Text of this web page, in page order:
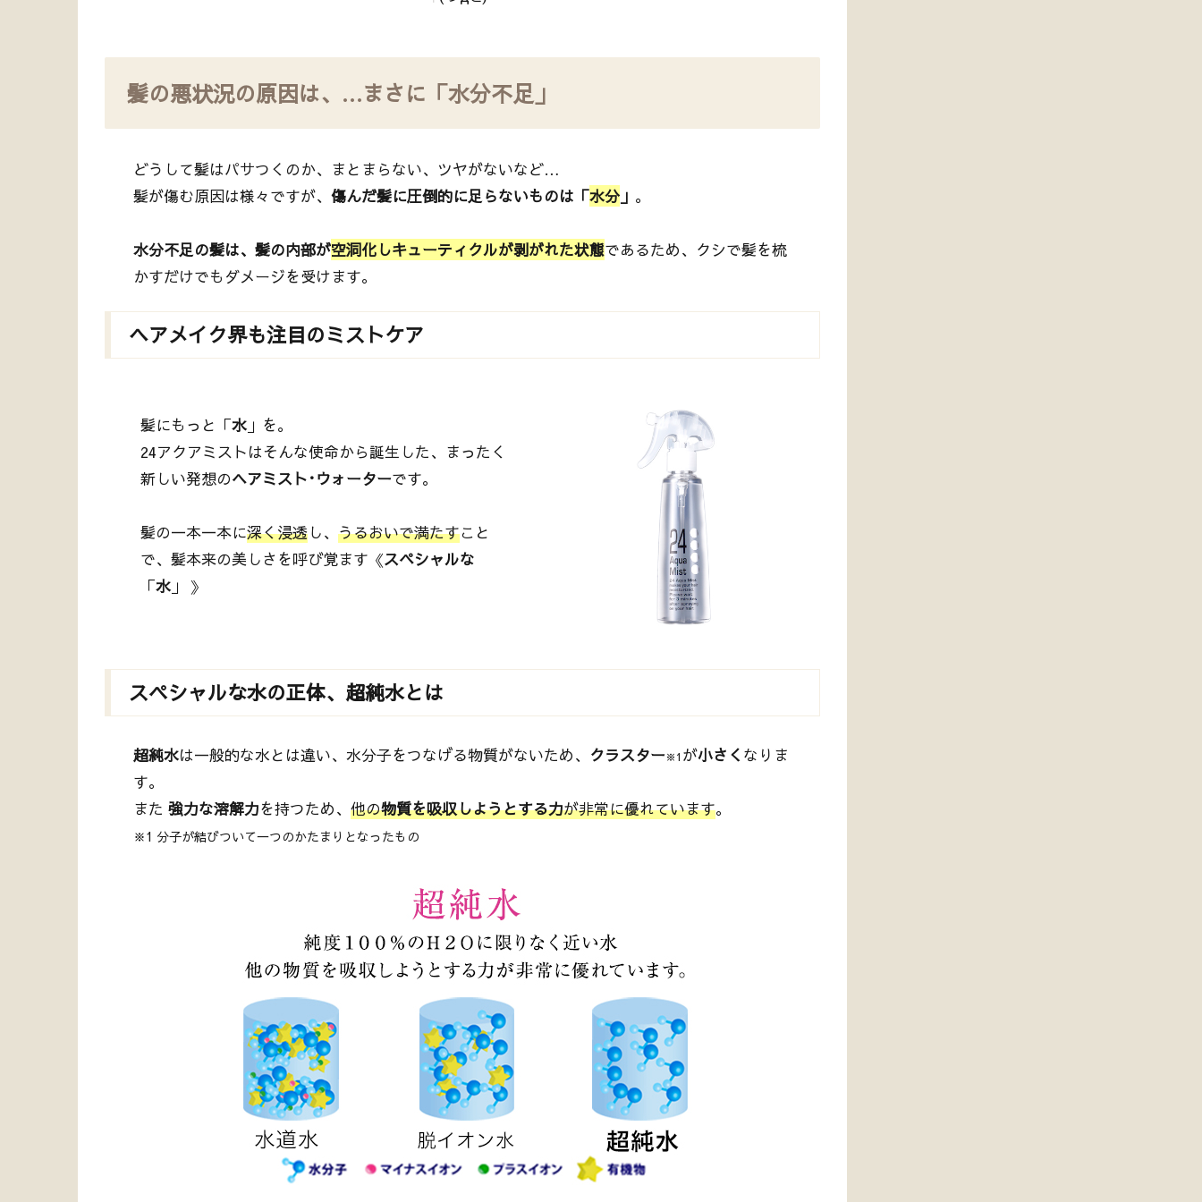
髪の悪状況の原因は、…まさに「水分不足」
どうして髪はパサつくのか、まとまらない、ツヤがないなど…
髪が傷む原因は様々ですが、 傷んだ髪に圧倒的に足らないものは「水分 」 。
水分不足の髪は、髪の内部が空洞化しキューティクルが剥がれた状態であるため、クシで髪を梳
かすだけでもダメージを受けます。
ヘアメイク界も注目のミストケア
髪にもっと「水 」を。
24アクアミストはそんな使命から誕生した、まったく
新しい発想のヘアミスト･ウォーターです。
髪の一本一本に深く浸透し、うるおいで満たすこと
で、髪本来の美しさを呼び覚ます《スペシャルな
「水 」 》
スペシャルな水の正体、超純水とは
超純水は一般的な水とは違い、水分子をつなげる物質がないため、 クラスター※1 が小さくなりま
す。
また 強力な溶解力を持つため、 他の物質を吸収しようとする力が非常に優れています。
※1 分子が結びついて一つのかたまりとなったもの